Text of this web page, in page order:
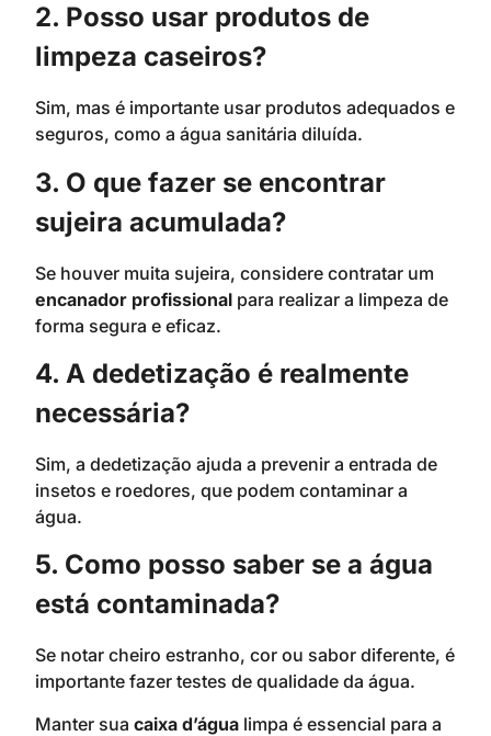
2. Posso usar produtos de
limpeza caseiros?
Sim, mas é importante usar produtos adequados e
seguros, como a água sanitária diluída.
3. O que fazer se encontrar
sujeira acumulada?
Se houver muita sujeira, considere contratar um
encanador profissional para realizar a limpeza de
forma segura e eficaz.
4. A dedetização é realmente
necessária?
Sim, a dedetização ajuda a prevenir a entrada de
insetos e roedores, que podem contaminar a
água.
5. Como posso saber se a água
está contaminada?
Se notar cheiro estranho, cor ou sabor diferente, é
importante fazer testes de qualidade da água.
Manter sua caixa d’água limpa é essencial para a